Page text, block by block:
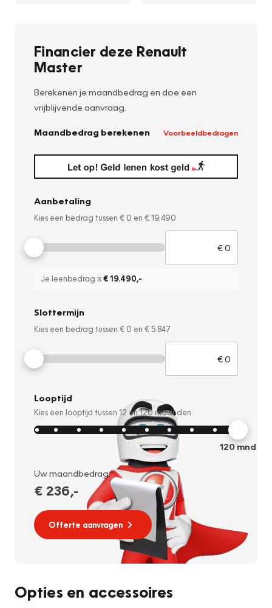
Financier deze Renault
Master
Berekenen je maandbedrag en doe een
vrijblijvende aanvraag.
Maandbedrag berekenen Voorbeeldbedragen
Aanbetaling
Kies een bedrag tussen € 0 en € 19.490
Je leenbedrag is€ 19.490,-
Slottermijn
Kies een bedrag tussen € 0 en € 5.847
Looptijd
Kies een looptijd tussen 12 en120 maanden
120mnd
Uw maandbedrag:
€ 236,-
Offerte aanvragen
Opties en accessoires